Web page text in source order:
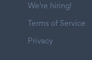
We're hiring!
Terms of Service
Privacy